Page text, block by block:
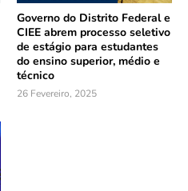
Governo do Distrito Federal e
CIEE abrem processo seletivo
de estágio para estudantes
do ensino superior, médio e
técnico
26 Fevereiro, 2025